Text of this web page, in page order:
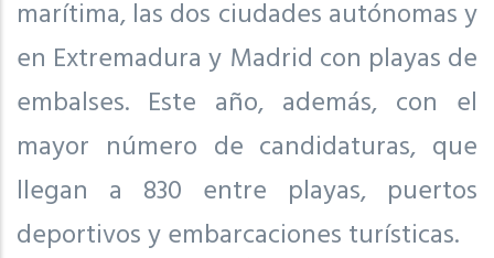
marítima, las dos ciudades autónomas y
en Extremadura y Madrid con playas de
embalses. Este año, además, con el
mayor número de candidaturas, que
llegan a 830 entre playas, puertos
deportivos y embarcaciones turísticas.